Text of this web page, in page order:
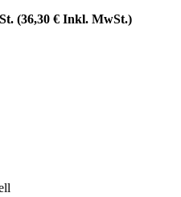
(36,30 € Inkl. MwSt.)